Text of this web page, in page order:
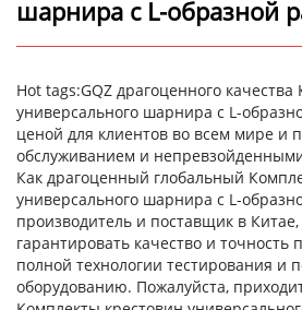
шарнира с L-образной
Hot tags:GQZ драгоценного
универсального шарнира с L-
ценой для клиентов во всем мире и
обслуживанием и
Как драгоценный глобальный
универсального шарнира с L-
производитель и поставщик в
гарантировать качество и точность
полной технологии тестирования и
оборудованию. Пожалуйста,